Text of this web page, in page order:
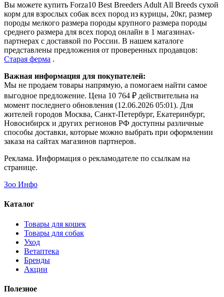
Вы можете купить Forza10 Best Breeders Adult All Breeds сухой
корм для взрослых собак всех пород из курицы, 20кг, размер
породы мелкого размера породы крупного размера породы
среднего размера для всех пород онлайн в 1 магазинах-
партнерах с доставкой по России. В нашем каталоге
представлены предложения от проверенных продавцов:
Старая ферма .
Важная информация для покупателей:
Мы не продаем товары напрямую, а помогаем найти самое
выгодное предложение. Цена 10 764 ₽ действительна на
момент последнего обновления (12.06.2026 05:01). Для
жителей городов Москва, Санкт-Петербург, Екатеринбург,
Новосибирск и других регионов РФ доступны различные
способы доставки, которые можно выбрать при оформлении
заказа на сайтах магазинов партнеров.
Реклама. Информация о рекламодателе по ссылкам на
странице.
Зоо Инфо
Каталог
Товары для кошек
Товары для собак
Уход
Ветаптека
Бренды
Акции
Полезное